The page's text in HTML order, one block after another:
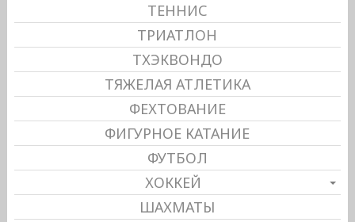
ТЕННИС
ТРИАТЛОН
ТХЭКВОНДО
ТЯЖЕЛАЯ АТЛЕТИКА
ФЕХТОВАНИЕ
ФИГУРНОЕ КАТАНИЕ
ФУТБОЛ
ХОККЕЙ
ШАХМАТЫ